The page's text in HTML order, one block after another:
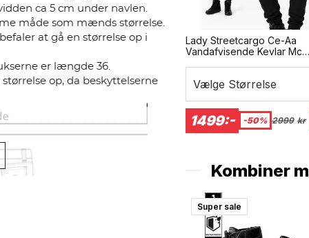
ca 5 cm under navlen.
måde som mænds størrelse.
at gå en størrelse op i
er længde 36.
op, da beskyttelserne
Lady Streetcargo Ce-Aa
Vandafvisende Kevlar Mc
Vælge Størrelse
1499:- -50% 2999 kr
Kombiner
Super sale